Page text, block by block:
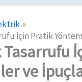
İçin Pratik
ve